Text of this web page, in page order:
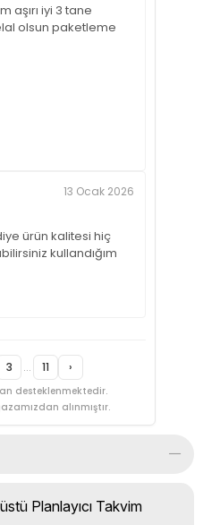
aşırı iyi 3 tane
olsun paketleme
13 Ocak 2026
ürün kalitesi hiç
kullandığım
desteklenmektedir.
3 ... 11 ›
alınmıştır.
Planlayıcı Takvim